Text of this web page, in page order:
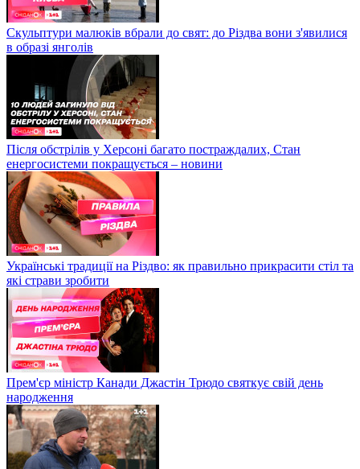
Скульптури малюків вбрали до свят: до Різдва вони з'явилися
в образі янголів
Після обстрілів у Херсоні багато постраждалих, Стан
енергосистеми покращується – новини
Українські традиції на Різдво: як правильно прикрасити стіл та
які страви зробити
Прем'єр міністр Канади Джастін Трюдо святкує свій день
народження